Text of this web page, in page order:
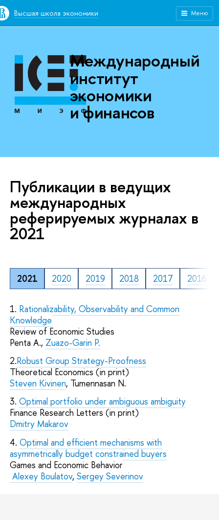
Высшая школа экономики Меню
Международный
институт
экономики
и финансов
Публикации в ведущих
международных
реферируемых журналах в
2021
2021 2020 2019 2018 2017 2016
1. Rationalizability, Observability and Common
Knowledge
Review of Economic Studies
Penta A., Zuazo-Garin P.
2.Robust Group Strategy-Proofness
Theoretical Economics (in print)
Steven Kivinen, Tumennasan N.
3. Optimal portfolio under ambiguous ambiguity
Finance Research Letters (in print)
Dmitry Makarov
4. Optimal and efficient mechanisms with
asymmetrically budget constrained buyers
Games and Economic Behavior
Alexey Boulatov, Sergey Severinov